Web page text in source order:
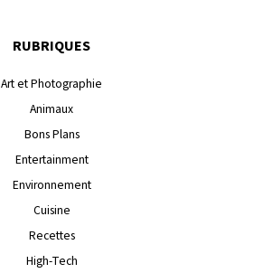
RUBRIQUES
Art et Photographie
Animaux
Bons Plans
Entertainment
Environnement
Cuisine
Recettes
High-Tech